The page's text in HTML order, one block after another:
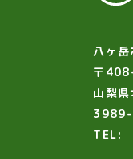
八ヶ
〒
山梨
3989-
TEL: